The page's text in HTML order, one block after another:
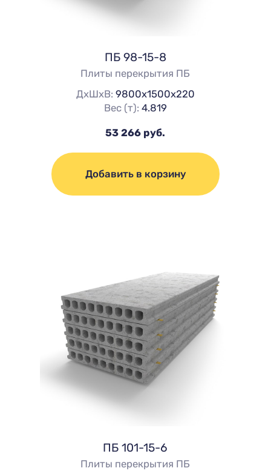
ПБ 98-15-8
Плиты перекрытия ПБ
ДхШхВ: 9800х1500х220
Вес (т): 4.819
53 266 руб.
Добавить в корзину
ПБ 101-15-6
Плиты перекрытия ПБ